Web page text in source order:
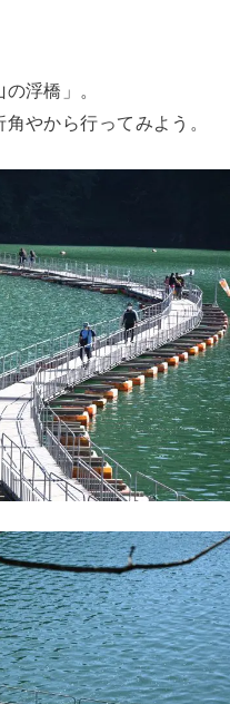
浮橋」。
やから行ってみよう。